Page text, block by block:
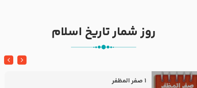
روز شمار تاریخ اسلام
1 صفر المظفر